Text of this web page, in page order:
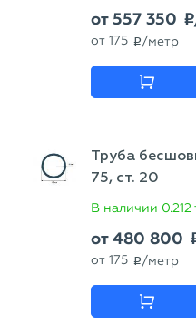
от557 350 p
от 175 p /метр
Труба
75, ст. 20
В наличии
от480 800
от 175 p /метр